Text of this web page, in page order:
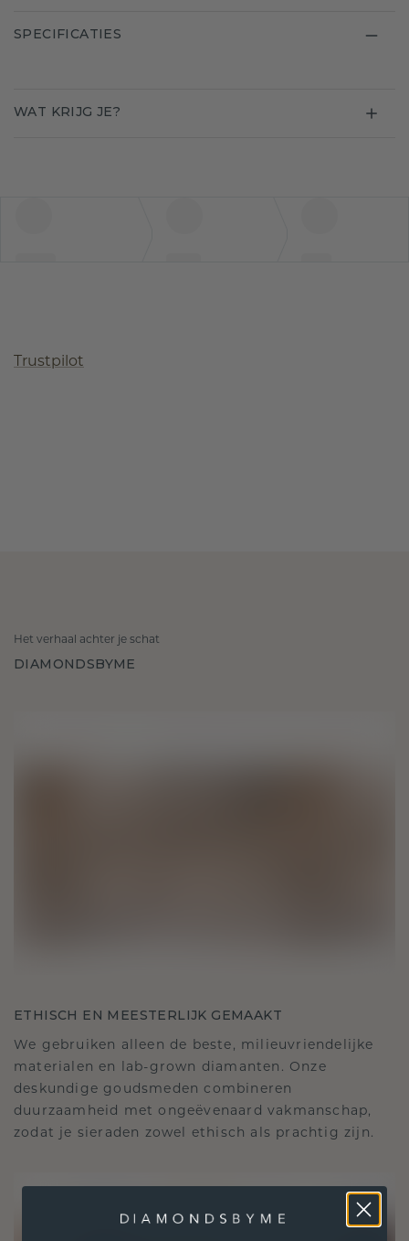
SPECIFICATIES
WAT KRIJG JE?
Trustpilot
Het verhaal achter je schat
DIAMONDSBYME
ETHISCH EN MEESTERLIJK GEMAAKT
We gebruiken alleen de beste, milieuvriendelijke
materialen en lab-grown diamanten. Onze
deskundige goudsmeden combineren
duurzaamheid met ongeëvenaard vakmanschap,
zodat je sieraden zowel ethisch als prachtig zijn.